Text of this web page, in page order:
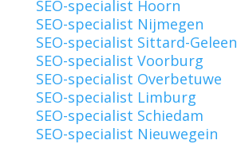
SEO-specialist Hoorn
SEO-specialist Nijmegen
SEO-specialist Sittard-Geleen
SEO-specialist Voorburg
SEO-specialist Overbetuwe
SEO-specialist Limburg
SEO-specialist Schiedam
SEO-specialist Nieuwegein